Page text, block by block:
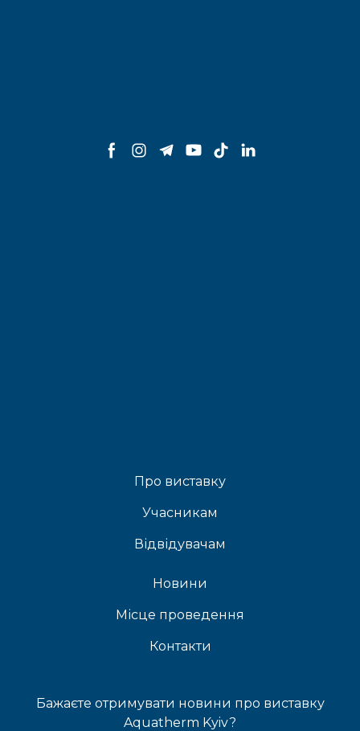
Про виставку
Учасникам
Відвідувачам
Новини
Місце проведення
Контакти
Бажаєте отримувати новини про виставку
Aquatherm Kyiv?